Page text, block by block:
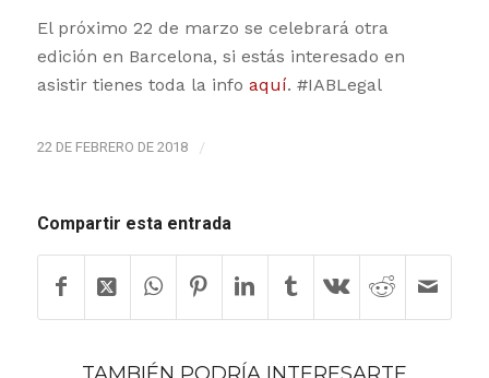
El próximo 22 de marzo se celebrará otra
edición en Barcelona, si estás interesado en
asistir tienes toda la info aquí. #IABLegal
22 DE FEBRERO DE 2018 /
Compartir esta entrada